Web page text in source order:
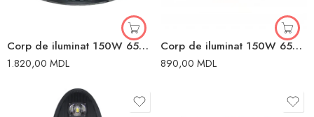
Corp de iluminat 150W 6500K negru IP65 LUMINA LED
1.820,00 MDL
Corp de iluminat 150W 6500K negru IP65 LUMINA LED
890,00 MDL